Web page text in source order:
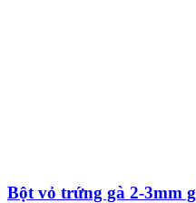
Bột vỏ trứng gà 2-3mm